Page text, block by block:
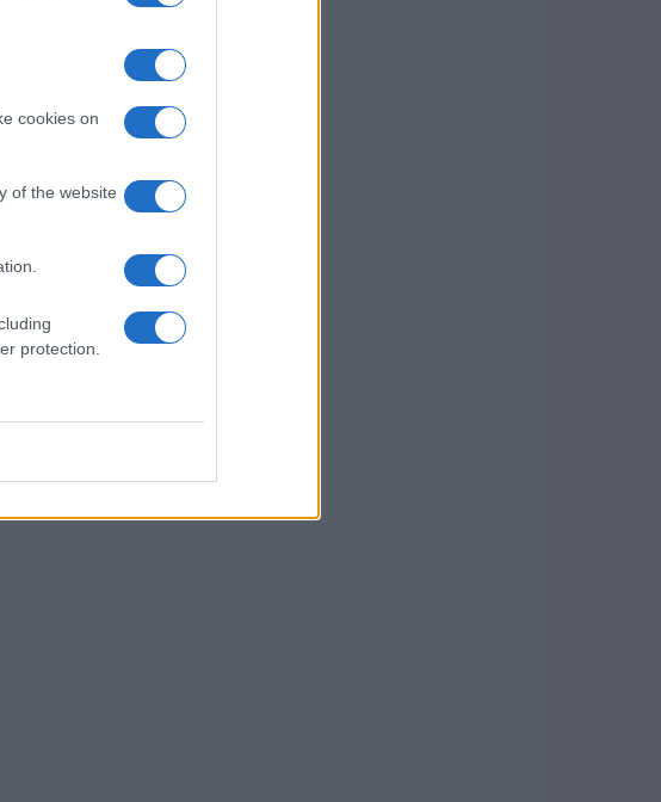
cookies on
of the website
protection.
film
a un
al